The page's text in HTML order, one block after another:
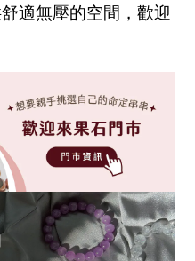
適無壓的空間，歡迎